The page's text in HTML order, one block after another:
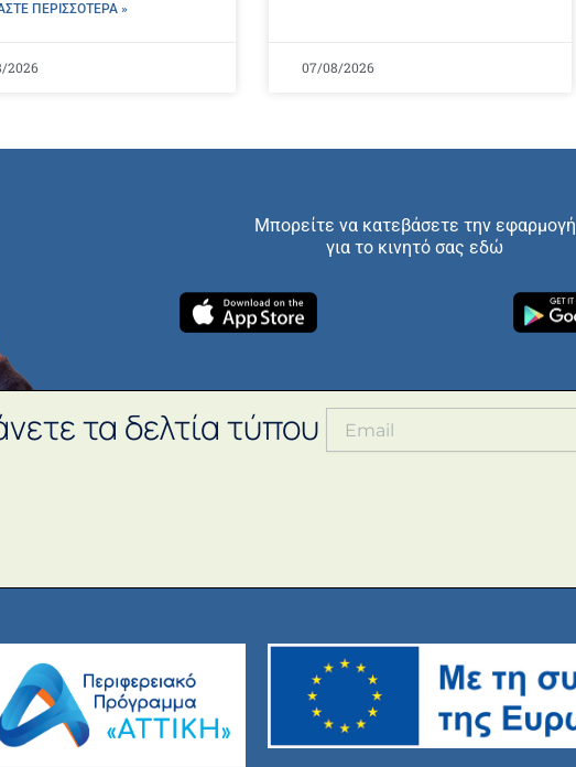
ΠΕΡΙΣΣΌΤΕΡΑ »
2026 07/08/2026
Μπορείτε να κατεβάσετε την εφαρμογή
για το κινητό σας εδώ
τα δελτία τύπου